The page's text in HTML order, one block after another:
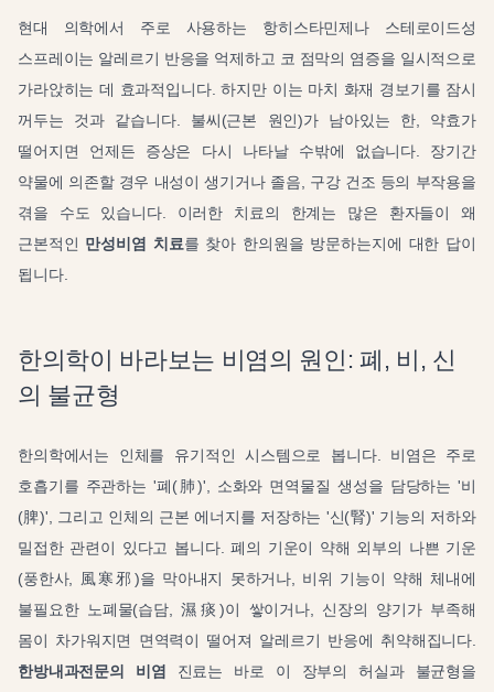
현대 의학에서 주로 사용하는 항히스타민제나 스테로이드성
스프레이는 알레르기 반응을 억제하고 코 점막의 염증을 일시적으로
가라앉히는 데 효과적입니다. 하지만 이는 마치 화재 경보기를 잠시
꺼두는 것과 같습니다. 불씨(근본 원인)가 남아있는 한, 약효가
떨어지면 언제든 증상은 다시 나타날 수밖에 없습니다. 장기간
약물에 의존할 경우 내성이 생기거나 졸음, 구강 건조 등의 부작용을
겪을 수도 있습니다. 이러한 치료의 한계는 많은 환자들이 왜
근본적인 만성비염 치료를 찾아 한의원을 방문하는지에 대한 답이
됩니다.
한의학이 바라보는 비염의 원인: 폐, 비, 신
의 불균형
한의학에서는 인체를 유기적인 시스템으로 봅니다. 비염은 주로
호흡기를 주관하는 '폐(肺)', 소화와 면역물질 생성을 담당하는 '비
(脾)', 그리고 인체의 근본 에너지를 저장하는 '신(腎)' 기능의 저하와
밀접한 관련이 있다고 봅니다. 폐의 기운이 약해 외부의 나쁜 기운
(풍한사, 風寒邪)을 막아내지 못하거나, 비위 기능이 약해 체내에
불필요한 노폐물(습담, 濕痰)이 쌓이거나, 신장의 양기가 부족해
몸이 차가워지면 면역력이 떨어져 알레르기 반응에 취약해집니다.
한방내과전문의 비염
진료는 바로 이 장부의 허실과 불균형을